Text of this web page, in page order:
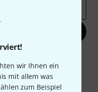
wir Ihnen ein
mit allem was
zum Beispiel
Sie dem Erhalt von E-Mail-
Nutzungsverhaltens zu. Die
Informationen finden Sie in
.